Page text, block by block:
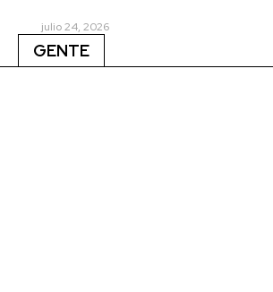
julio 24, 2026
GENTE